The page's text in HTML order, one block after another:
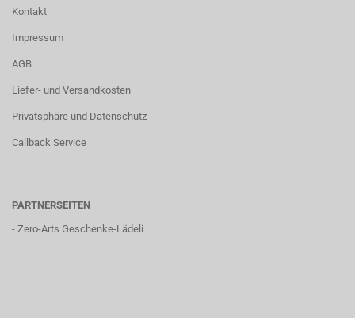
Kontakt
Impressum
AGB
Liefer- und Versandkosten
Privatsphäre und Datenschutz
Callback Service
PARTNERSEITEN
- Zero-Arts Geschenke-Lädeli